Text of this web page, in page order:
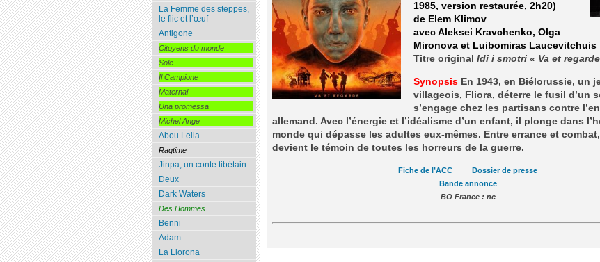
1985, version restaurée, 2h20)
de Elem Klimov
avec Aleksei Kravchenko, Olga
Mironova et Luibomiras Laucevitchuis
Titre original Idi i smotri « Va et
SynopsisEn 1943, en Biélorussie, un
villageois, Fliora, déterre le fusil d’un
s’engage chez les partisans contre
allemand. Avec l’énergie et l’idéalisme d’un enfant, il plonge dans
monde qui dépasse les adultes eux-mêmes. Entre errance et
devient le témoin de toutes les horreurs de la guerre.
Fiche de l’ACC
Dossier de presse
Bande annonce
BO France : nc
La Femme des steppes,
le flic et l’œuf
Antigone
Citoyens du monde
Sole
Il Campione
Maternal
Una promessa
Michel Ange
Abou Leila
Ragtime
Jinpa, un conte tibétain
Deux
Dark Waters
Des Hommes
Benni
Adam
La Llorona